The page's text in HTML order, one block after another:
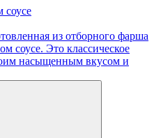
соусе
из отборного фарша
соусе. Это классическое
насыщенным вкусом и